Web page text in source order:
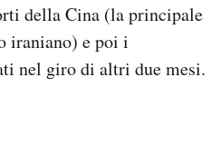
della Cina (la principale
iraniano) e poi i
nel giro di altri due mesi.